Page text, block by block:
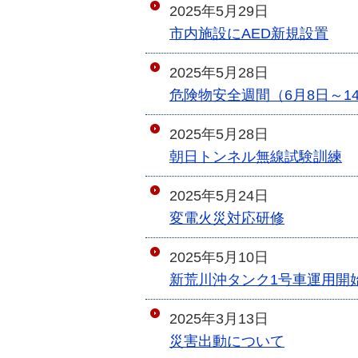
2025年5月29日
市内施設にAED新規設置
2025年5月28日
危険物安全週間（6月8日～
2025年5月28日
朝日トンネル無線試験訓練
2025年5月24日
変電火災対応研修
2025年5月10日
新荒川沖タンク1号車運用開
2025年3月13日
災害出動について